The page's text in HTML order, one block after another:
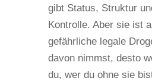
gibt Status, Struktur
Kontrolle. Aber sie ist
gefährliche legale
davon nimmst, desto
du, wer du ohne sie